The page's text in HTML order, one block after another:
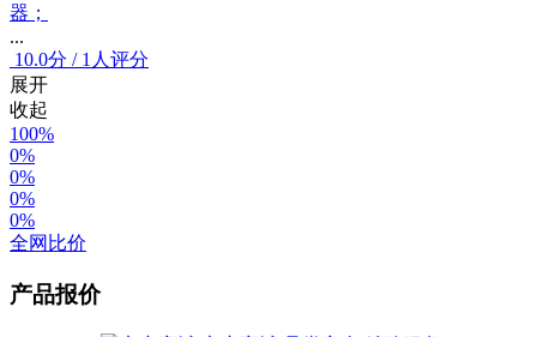
器；
...
10.0分 / 1人评分
展开
收起
100%
0%
0%
0%
0%
全网比价
产品报价